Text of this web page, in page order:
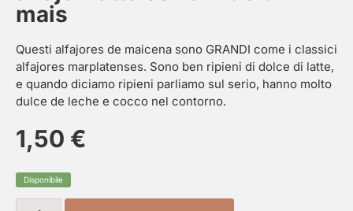
mais
Questi alfajores de maicena sono GRANDI come i classici
alfajores marplatenses. Sono ben ripieni di dolce di latte,
e quando diciamo ripieni parliamo sul serio, hanno molto
dulce de leche e cocco nel contorno.
1,50 €
Disponibile